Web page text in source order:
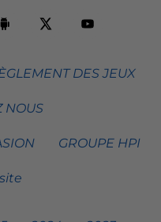
DES JEUX
NOUS
GROUPE HPI